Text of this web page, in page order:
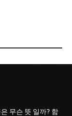
무슨 뜻 일까? 함